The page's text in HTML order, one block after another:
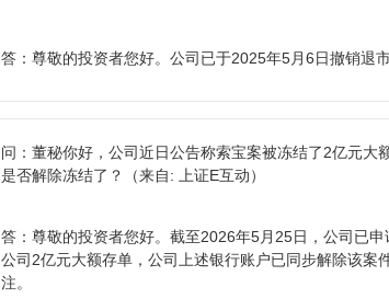
答： 尊敬的投资者您好。公司已于2025年5月6日撤销退
问： 董秘你好，公司近日公告称索宝案被冻结了2亿元大
是否解除冻结了？
（来自: 上证E互动）
答： 尊敬的投资者您好。截至2026年5月25日，公司已
公司2亿元大额存单，公司上述银行账户已同步解除该案
注。